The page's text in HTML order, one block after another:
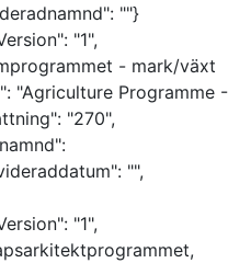
""}
"1",
- mark/växt
"Agriculture Programme -
"270",
"",
"1",